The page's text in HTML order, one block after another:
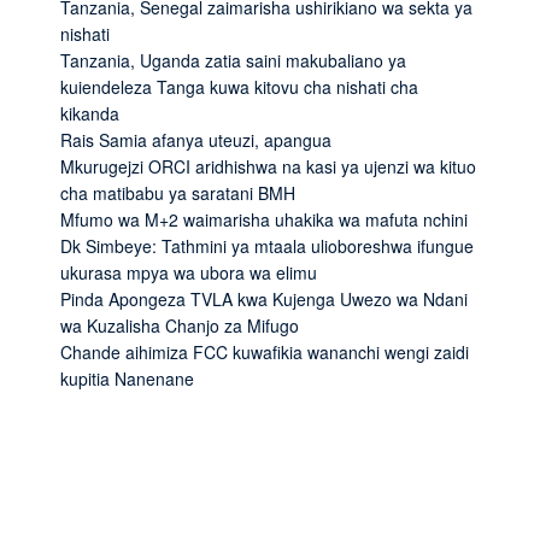
Tanzania, Senegal zaimarisha ushirikiano wa sekta ya
nishati
Tanzania, Uganda zatia saini makubaliano ya
kuiendeleza Tanga kuwa kitovu cha nishati cha
kikanda
Rais Samia afanya uteuzi, apangua
Mkurugejzi ORCI aridhishwa na kasi ya ujenzi wa kituo
cha matibabu ya saratani BMH
Mfumo wa M+2 waimarisha uhakika wa mafuta nchini
Dk Simbeye: Tathmini ya mtaala ulioboreshwa ifungue
ukurasa mpya wa ubora wa elimu
Pinda Apongeza TVLA kwa Kujenga Uwezo wa Ndani
wa Kuzalisha Chanjo za Mifugo
Chande aihimiza FCC kuwafikia wananchi wengi zaidi
kupitia Nanenane